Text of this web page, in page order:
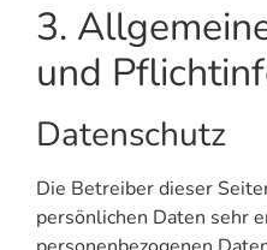
3.
und
Datenschutz
Die Betreiber dieser
persönlichen Daten sehr